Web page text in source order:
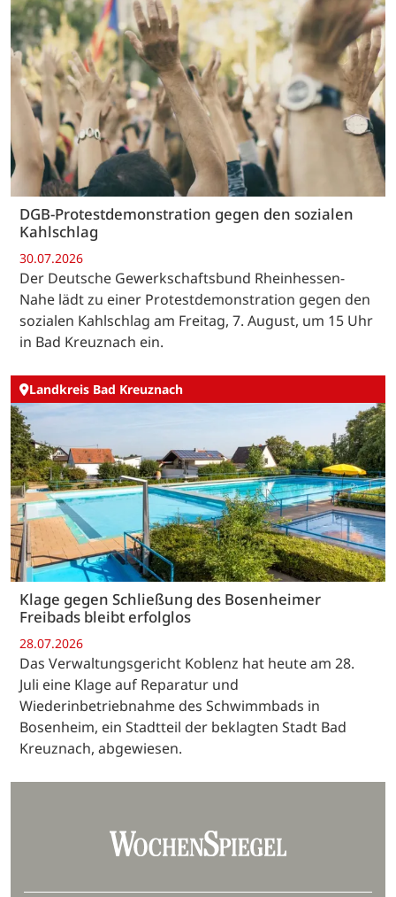
DGB-Protestdemonstration gegen den sozialen
Kahlschlag
30.07.2026
Der Deutsche Gewerkschaftsbund Rheinhessen-
Nahe lädt zu einer Protestdemonstration gegen den
sozialen Kahlschlag am Freitag, 7. August, um 15 Uhr
in Bad Kreuznach ein.
Landkreis Bad Kreuznach
Klage gegen Schließung des Bosenheimer
Freibads bleibt erfolglos
28.07.2026
Das Verwaltungsgericht Koblenz hat heute am 28.
Juli eine Klage auf Reparatur und
Wiederinbetriebnahme des Schwimmbads in
Bosenheim, ein Stadtteil der beklagten Stadt Bad
Kreuznach, abgewiesen.